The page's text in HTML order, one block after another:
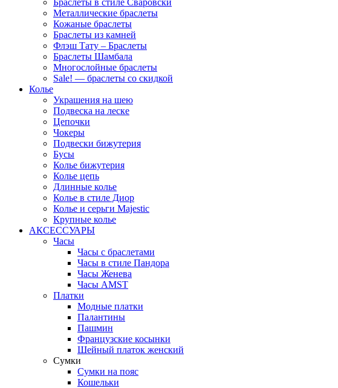
Металлические браслеты
Кожаные браслеты
Браслеты из камней
Флэш Тату – Браслеты
Браслеты Шамбала
Многослойные браслеты
Sale! — браслеты со скидкой
Колье
Украшения на шею
Подвеска на леске
Цепочки
Чокеры
Подвески бижутерия
Бусы
Колье бижутерия
Колье цепь
Длинные колье
Колье в стиле Диор
Колье и серьги Majestic
Крупные колье
АКСЕССУАРЫ
Часы
Часы с браслетами
Часы в стиле Пандора
Часы Женева
Часы AMST
Платки
Модные платки
Палантины
Пашмин
Французские косынки
Шейный платок женский
Сумки
Сумки на пояс
Кошельки